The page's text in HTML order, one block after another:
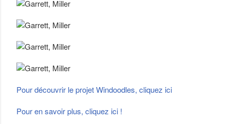
Pour découvrir le projet Windoodles, cliquez ici
Pour en savoir plus, cliquez ici !